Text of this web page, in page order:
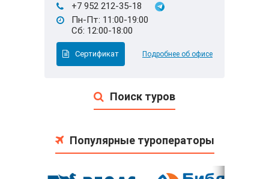
Поиск туров
+7 952 212-35-18
Пн-Пт: 11:00-19:00
Сб: 12:00-18:00
Сертификат Подробнее об офисе
Популярные туроператоры